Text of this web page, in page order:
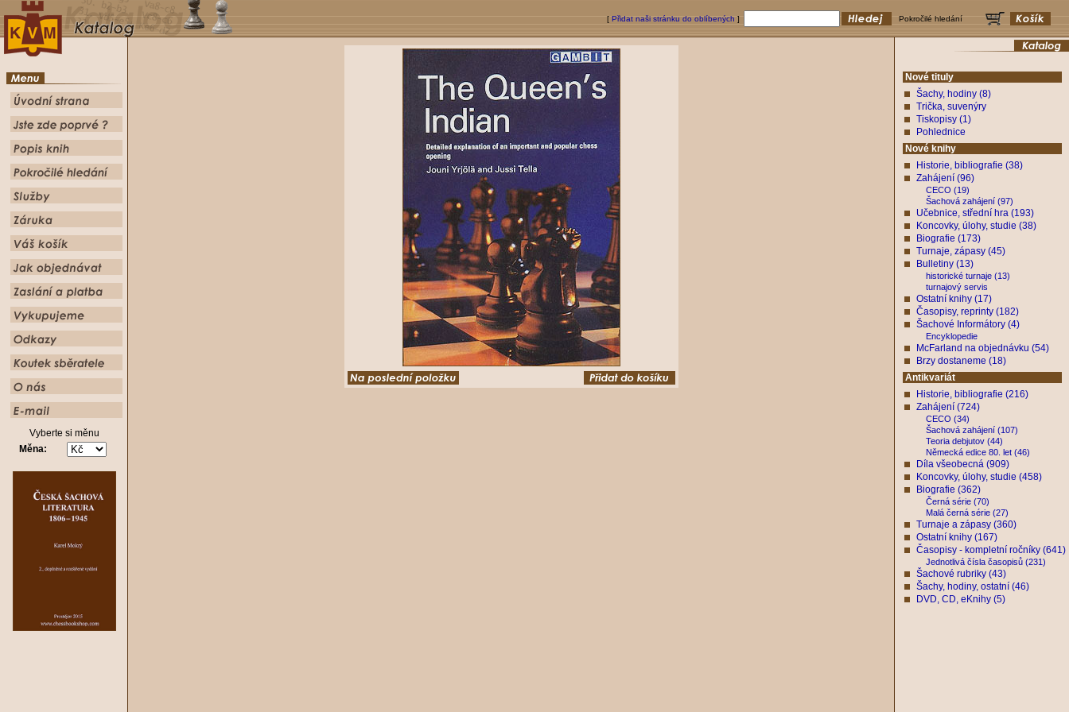
[ Přidat naši stránku do oblíbených ] Pokročilé hledání
Vyberte si měnu
Měna:
Nové tituly
Šachy, hodiny (8)
Trička, suvenýry
Tiskopisy (1)
Pohlednice
Nové knihy
Historie, bibliografie (38)
Zahájení (96)
CECO (19)
Šachová zahájení (97)
Učebnice, střední hra (193)
Koncovky, úlohy, studie (38)
Biografie (173)
Turnaje, zápasy (45)
Bulletiny (13)
historické turnaje (13)
turnajový servis
Ostatní knihy (17)
Časopisy, reprinty (182)
Šachové Informátory (4)
Encyklopedie
McFarland na objednávku (54)
Brzy dostaneme (18)
Antikvariát
Historie, bibliografie (216)
Zahájení (724)
CECO (34)
Šachová zahájení (107)
Teoria debjutov (44)
Německá edice 80. let (46)
Díla všeobecná (909)
Koncovky, úlohy, studie (458)
Biografie (362)
Černá série (70)
Malá černá série (27)
Turnaje a zápasy (360)
Ostatní knihy (167)
Časopisy - kompletní ročníky (641)
Jednotlivá čísla časopisů (231)
Šachové rubriky (43)
Šachy, hodiny, ostatní (46)
DVD, CD, eKnihy (5)